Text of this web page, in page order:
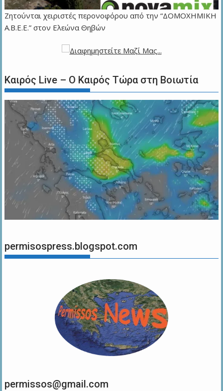
Ζητούνται χειριστές περονοφόρου από την “ΔΟΜΟΧΗΜΙΚΗ
Α.Β.Ε.Ε.” στον Ελεώνα Θηβών
Καιρός Live – Ο Καιρός Τώρα στη Βοιωτία
permisospress.blogspot.com
permissos@gmail.com